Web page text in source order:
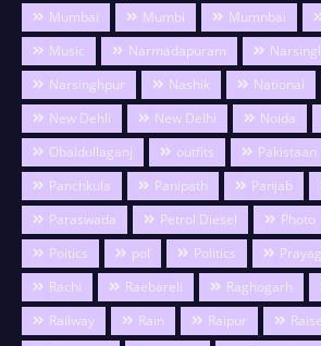
Mumbai
Mumbi Mumnbai
Music
Narmadapuram
Narsinghpur
Nashik National
New Dehli
New Delhi Noida
Obaidullaganj
outfits Pakistaan
Panchkula
Panipath Panjab
Paraswada
Petrol Diesel Photo
Poitics
pol Politics
Rachi
Raebareli Raghogarh
Railway
Rain Raipur